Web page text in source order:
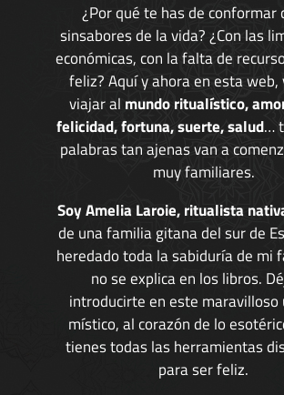
¿Por qué te has de conformar
sinsabores de la vida? ¿Con las
económicas, con la falta de
feliz? Aquí y ahora en esta web,
viajar al mundo ritualístico,
felicidad, fortuna, suerte, salud…
palabras tan ajenas van a
muy familiares.
Soy Amelia Laroie, ritualista
de una familia gitana del sur de
heredado toda la sabiduría de mi
no se explica en los libros.
introducirte en este maravilloso
místico, al corazón de lo
tienes todas las herramientas
para ser feliz.